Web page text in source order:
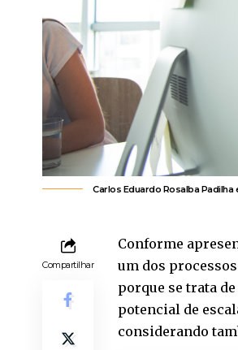
Carlos Eduardo Rosalba
Compartilhar
Conforme
um dos
porque se trata
potencial de
considerando